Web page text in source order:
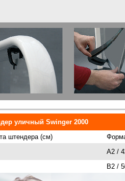
уличный Swinger 2000
штендера (см)
A2 /
B2 /